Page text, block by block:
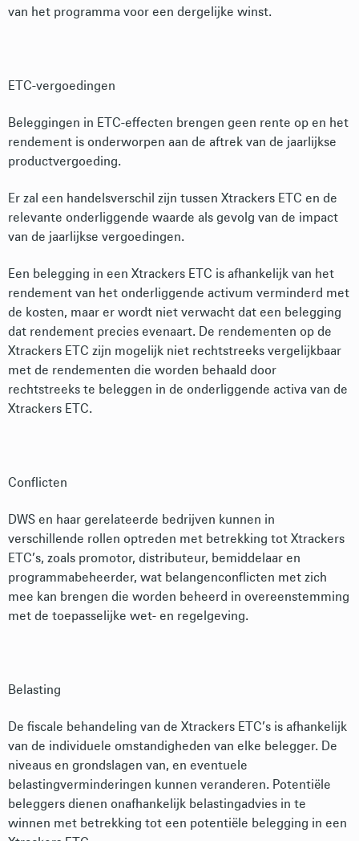
van het programma voor een dergelijke winst.
ETC-vergoedingen
Beleggingen in ETC-effecten brengen geen rente op en het
rendement is onderworpen aan de aftrek van de jaarlijkse
productvergoeding.
Er zal een handelsverschil zijn tussen Xtrackers ETC en de
relevante onderliggende waarde als gevolg van de impact
van de jaarlijkse vergoedingen.
Een belegging in een Xtrackers ETC is afhankelijk van het
rendement van het onderliggende activum verminderd met
de kosten, maar er wordt niet verwacht dat een belegging
dat rendement precies evenaart. De rendementen op de
Xtrackers ETC zijn mogelijk niet rechtstreeks vergelijkbaar
met de rendementen die worden behaald door
rechtstreeks te beleggen in de onderliggende activa van de
Xtrackers ETC.
Conflicten
DWS en haar gerelateerde bedrijven kunnen in
verschillende rollen optreden met betrekking tot Xtrackers
ETC’s, zoals promotor, distributeur, bemiddelaar en
programmabeheerder, wat belangenconflicten met zich
mee kan brengen die worden beheerd in overeenstemming
met de toepasselijke wet- en regelgeving.
Belasting
De fiscale behandeling van de Xtrackers ETC’s is afhankelijk
van de individuele omstandigheden van elke belegger. De
niveaus en grondslagen van, en eventuele
belastingverminderingen kunnen veranderen. Potentiële
beleggers dienen onafhankelijk belastingadvies in te
winnen met betrekking tot een potentiële belegging in een